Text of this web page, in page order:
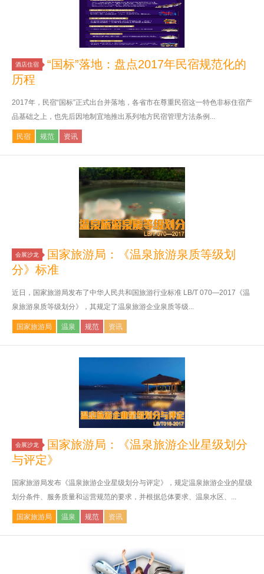
酒店住宿
“国标”落地：盘点2017年民宿规范化的
历程
2017年，民宿“国标”正式出台并落地，各省市在尊重民宿这一特色非标住宿产
品基础之上，也先后因地制宜地推出系列地方民宿管理方法条例...
民宿 规范 资讯
会展沙龙
国家旅游局：《温泉旅游泉质等级划
分》标准
近日，国家旅游局发布了中华人民共和国旅游行业标准 LB/T 070—2017《温
泉旅游泉质等级划分》，其规定了温泉旅游企业泉质等级...
国家旅游局 温泉 规范 资讯
会展沙龙
国家旅游局：《温泉旅游企业星级划分
与评定》
国家旅游局发布《温泉旅游企业星级划分与评定》，规定温泉旅游企业的星级
划分条件、服务质量和运营规范的要求，并根据总体要求、温泉水区、...
国家旅游局 温泉 规范 资讯